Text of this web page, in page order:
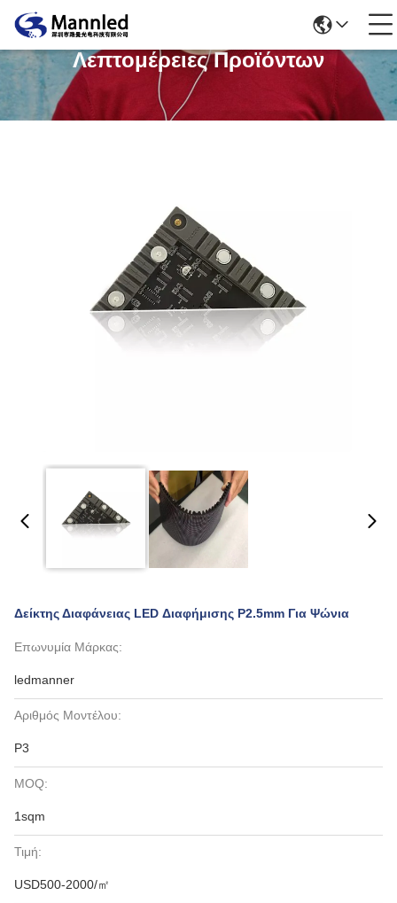
Λεπτομέρειες Προϊόντων
Δείκτης Διαφάνειας LED Διαφήμισης P2.5mm Για Ψώνια
Επωνυμία Μάρκας:
ledmanner
Αριθμός Μοντέλου:
P3
MOQ:
1sqm
Τιμή:
USD500-2000/㎡